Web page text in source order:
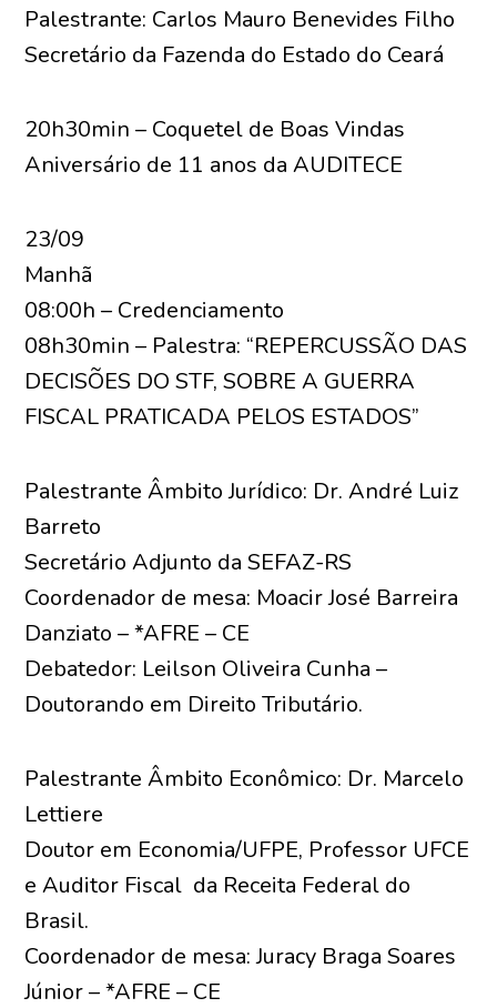
Palestrante: Carlos Mauro Benevides Filho
Secretário da Fazenda do Estado do Ceará
20h30min – Coquetel de Boas Vindas
Aniversário de 11 anos da AUDITECE
23/09
Manhã
08:00h – Credenciamento
08h30min – Palestra: “REPERCUSSÃO DAS
DECISÕES DO STF, SOBRE A GUERRA
FISCAL PRATICADA PELOS ESTADOS”
Palestrante Âmbito Jurídico: Dr. André Luiz
Barreto
Secretário Adjunto da SEFAZ-RS
Coordenador de mesa: Moacir José Barreira
Danziato – *AFRE – CE
Debatedor: Leilson Oliveira Cunha –
Doutorando em Direito Tributário.
Palestrante Âmbito Econômico: Dr. Marcelo
Lettiere
Doutor em Economia/UFPE, Professor UFCE
e Auditor Fiscal da Receita Federal do
Brasil.
Coordenador de mesa: Juracy Braga Soares
Júnior – *AFRE – CE